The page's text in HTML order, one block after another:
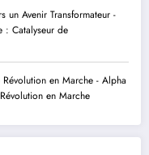
un Avenir Transformateur -
: Catalyseur de
en Marche - Alpha
en Marche